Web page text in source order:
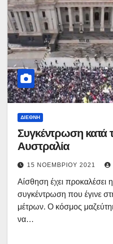
ΔΙΕΘΝΉ
Συγκέντρωση κατά
Αυστραλία
15 ΝΟΕΜΒΡΊΟΥ 2021
Αίσθηση έχει προκαλέσει
συγκέντρωση που έγινε
μέτρων. Ο κόσμος
να…